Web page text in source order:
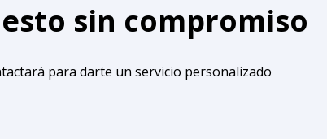
sin compromiso
para darte un servicio personalizado